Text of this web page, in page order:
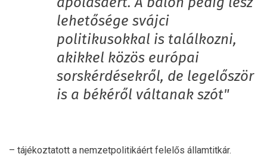
lehetősége svájci
politikusokkal is találkozni,
akikkel közös európai
sorskérdésekről, de legelőször
is a békéről váltanak szót"
– tájékoztatott a nemzetpolitikáért felelős államtitkár.